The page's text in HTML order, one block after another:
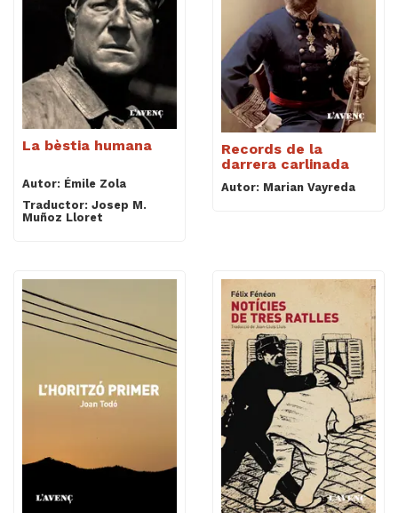
La bèstia humana
Autor: Émile Zola
Traductor: Josep M.
Muñoz Lloret
Records de la
darrera carlinada
Autor: Marian Vayreda